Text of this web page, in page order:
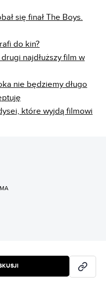
się finał The Boys.
do kin?
najdłuższy film w
nie będziemy długo
które wyjdą filmowi